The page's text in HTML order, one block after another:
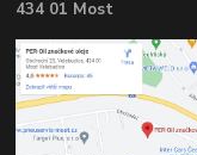
434 01 Most